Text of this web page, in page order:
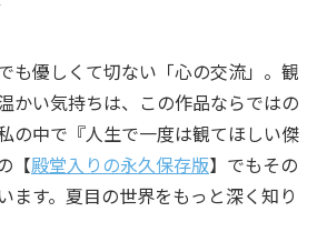
優しくて切ない「心の交流」。観
かい気持ちは、この作品ならではの
の中で『人生で一度は観てほしい傑
【殿堂入りの永久保存版】でもその
ます。夏目の世界をもっと深く知り